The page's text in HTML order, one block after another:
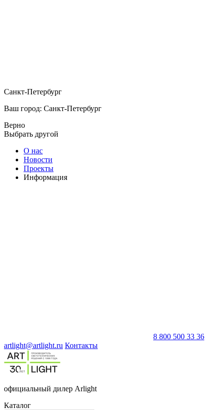
Санкт-Петербург
Ваш город: Санкт-Петербург
Верно
Выбрать другой
О нас
Новости
Проекты
Информация
8 800 500 33 36
artlight@artlight.ru Контакты
официальный дилер Arlight
Каталог